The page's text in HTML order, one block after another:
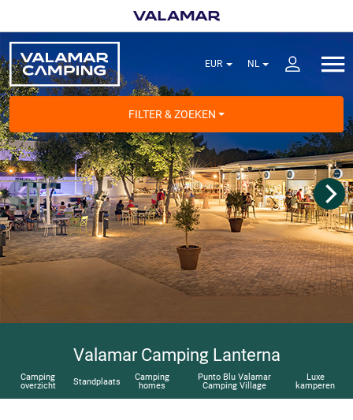
FILTER & ZOEKEN
Valamar Camping Lanterna
Camping
overzicht
Standplaats
Camping
homes
Punto Blu Valamar
Camping Village
Luxe
kamperen